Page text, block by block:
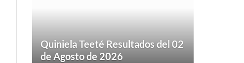
Quiniela Teeté Resultados del 02
de Agosto de 2026